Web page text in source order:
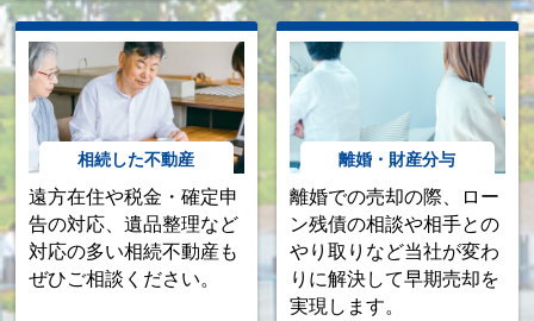
相続した不動産
遠方在住や税金・確定申
告の対応、遺品整理など
対応の多い相続不動産も
ぜひご相談ください。
離婚・財産分与
離婚での売却の際、ロー
ン残債の相談や相手との
やり取りなど当社が変わ
りに解決して早期売却を
実現します。